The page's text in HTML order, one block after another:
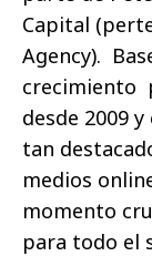
Capital
Agency).
crecimiento
desde 2009
tan
medios
momento
para todo el